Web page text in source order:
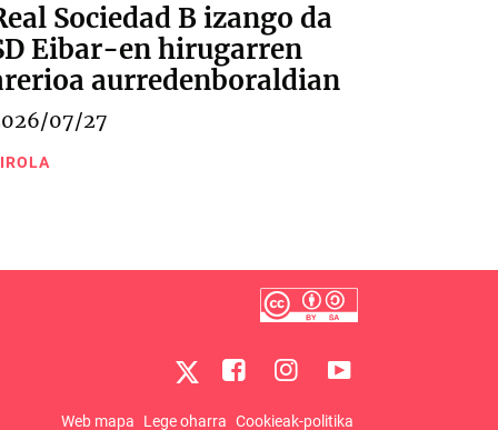
Sociedad B izango da
Eibar-en hirugarren
aurredenboraldian
07/27
Web mapa Lege oharra Cookieak-politika